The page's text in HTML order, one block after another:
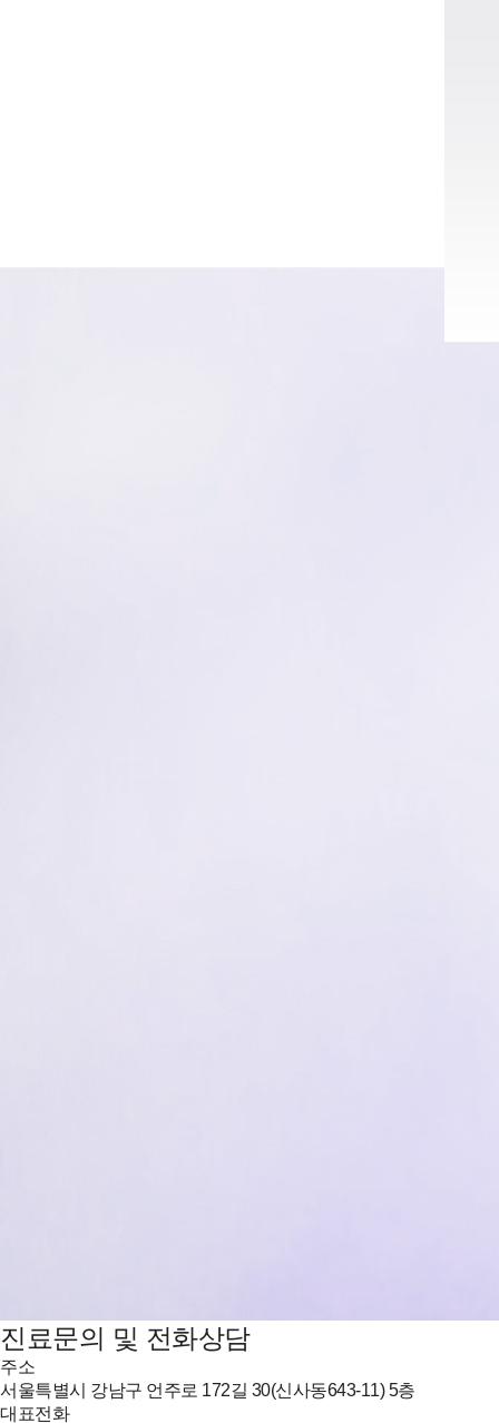
진료문의 및 전화상담
주소
서울특별시 강남구 언주로 172길 30(신사동643-11) 5층
대표전화